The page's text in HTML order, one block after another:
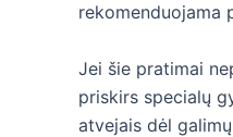
rekomenduojama
Jei šie pratimai
priskirs specialų
atvejais dėl